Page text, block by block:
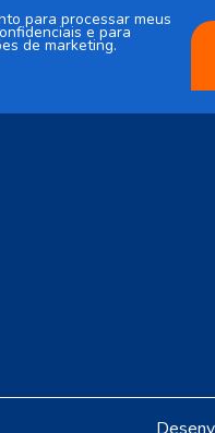
para processar meus
e para
de marketing.